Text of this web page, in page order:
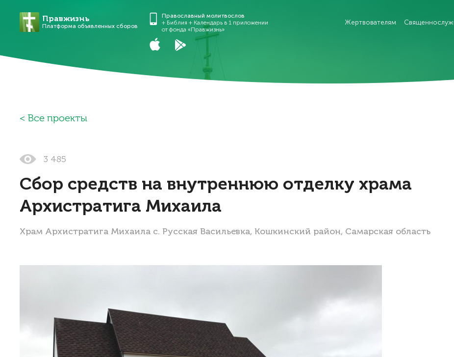
Правжизнь
Платформа объявленных сборов
Православный молитвослов
+ Библия + Календарь в 1 приложении
от фонда «Правжизнь»
Жертвователям
Все проекты
3 485
Сбор средств на внутреннюю отделку храма
Архистратига Михаила
Храм Архистратига Михаила с. Русская Васильевка, Кошкинский район, Самарская область